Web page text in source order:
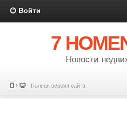
Войти
7
Новости
Полная версия сайта